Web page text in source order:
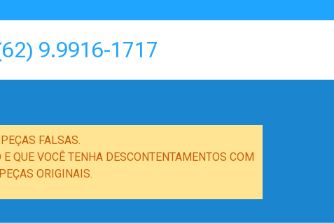
9.9916-1717
FALSAS.
QUE VOCÊ TENHA DESCONTENTAMENTOS COM
ORIGINAIS.